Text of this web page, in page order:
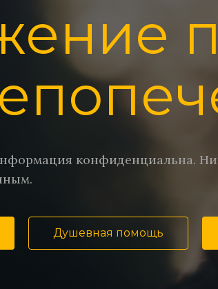
конфиденциальна.
Душевная помощь